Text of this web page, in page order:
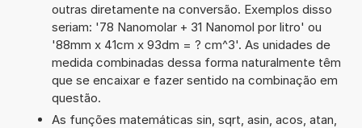
outras diretamente na conversão. Exemplos disso
seriam: '78 Nanomolar + 31 Nanomol por litro' ou
'88mm x 41cm x 93dm = ? cm^3'. As unidades de
medida combinadas dessa forma naturalmente têm
que se encaixar e fazer sentido na combinação em
questão.
As funções matemáticas sin, sqrt, asin, acos, atan,